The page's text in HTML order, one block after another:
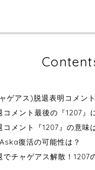
ゲアス)脱退表明コメン
コメント最後の『1207』
コメント『1207』の意味
復活の可能性は？
でチャゲアス解散！1207